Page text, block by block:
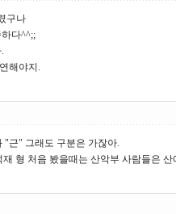
구나
다^^;;
해야지.
"근" 그래도 구분은 가잖아.
형 처음 봤을때는 산악부 사람들은 산